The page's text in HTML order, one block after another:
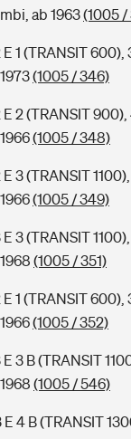
ab 1963(1005 /
1 (TRANSIT 600),
(1005 / 346)
2 (TRANSIT 900),
(1005 / 348)
3 (TRANSIT
(1005 / 349)
3 (TRANSIT
(1005 / 351)
1 (TRANSIT 600),
(1005 / 352)
3 B (TRANSIT
(1005 / 546)
4 B (TRANSIT